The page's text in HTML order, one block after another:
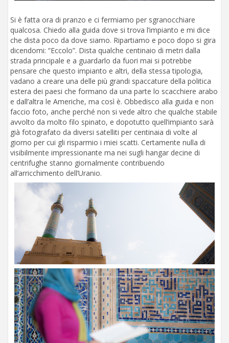
Si è fatta ora di pranzo e ci fermiamo per sgranocchiare
qualcosa. Chiedo alla guida dove si trova l’impianto e mi dice
che dista poco da dove siamo. Ripartiamo e poco dopo si gira
dicendomi: “Eccolo”. Dista qualche centinaio di metri dalla
strada principale e a guardarlo da fuori mai si potrebbe
pensare che questo impianto e altri, della stessa tipologia,
vadano a creare una delle più grandi spaccature della politica
estera dei paesi che formano da una parte lo scacchiere arabo
e dall’altra le Americhe, ma così è. Obbedisco alla guida e non
faccio foto, anche perché non si vede altro che qualche stabile
avvolto da molto filo spinato, e dopotutto quell’impianto sarà
già fotografato da diversi satelliti per centinaia di volte al
giorno per cui gli risparmio i miei scatti. Certamente nulla di
visibilmente impressionante ma nei sugli hangar decine di
centrifughe stanno giornalmente contribuendo
all’arricchimento dell’Uranio.